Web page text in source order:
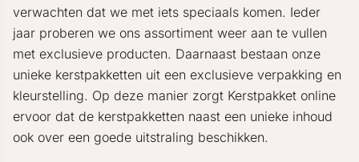
verwachten dat we met iets speciaals komen. Ieder
jaar proberen we ons assortiment weer aan te vullen
met exclusieve producten. Daarnaast bestaan onze
unieke kerstpakketten uit een exclusieve verpakking en
kleurstelling. Op deze manier zorgt Kerstpakket online
ervoor dat de kerstpakketten naast een unieke inhoud
ook over een goede uitstraling beschikken.